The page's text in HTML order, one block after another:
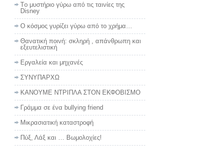
Tο μυστήριο γύρω από τις ταινίες της
Disney
Ο κόσμος γυρίζει γύρω από το χρήμα…
Θανατική ποινή: σκληρή , απάνθρωπη και
εξευτελιστική
Εργαλεία και μηχανές
ΣΥΝΥΠΑΡΧΩ
ΚΑΝΟΥΜΕ ΝΤΡΙΠΛΑ ΣΤΟΝ ΕΚΦΟΒΙΣΜΟ
Γράμμα σε ένα bullying friend
Μικρασιατική καταστροφή
Πύξ, Λάξ και … Βωμολοχίες!